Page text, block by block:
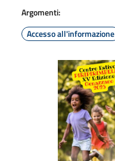
Argomenti:
Accesso all'informazione